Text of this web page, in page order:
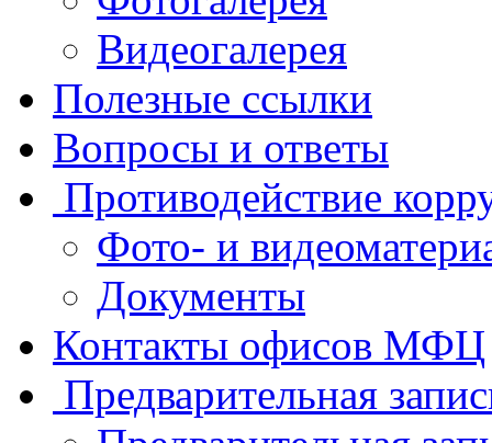
Видеогалерея
Полезные ссылки
Вопросы и ответы
Противодействие
Фото- и
Документы
Контакты офисов МФЦ
Предварительная